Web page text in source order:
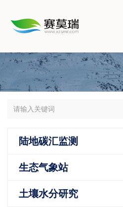
陆地碳汇监测
生态气象站
土壤水分研究